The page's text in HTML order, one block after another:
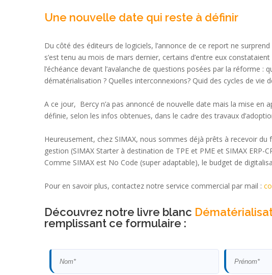
Une nouvelle date qui reste à définir
Du côté des éditeurs de logiciels, l’annonce de ce report ne
s’est tenu au mois de mars dernier, certains d’entre eux
l’échéance devant l’avalanche de questions posées par la réforme :
dématérialisation ? Quelles interconnexions? Quid des cycles de vie
A ce jour, Bercy n’a pas annoncé de nouvelle date mais la mise en
définie, selon les infos obtenues, dans le cadre des travaux
Heureusement, chez SIMAX, nous sommes déjà prêts à recevoir
gestion (SIMAX Starter à destination de TPE et PME et SIMAX ERP-
Comme SIMAX est No Code (super adaptable), le budget de
Pour en savoir plus, contactez notre service commercial par mail :
Découvrez notre livre blanc
remplissant ce formulaire :